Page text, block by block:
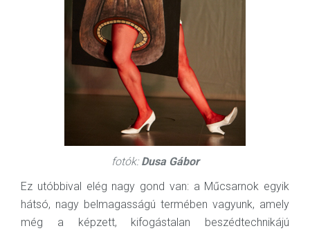
fotók: Dusa Gábor
Ez utóbbival elég nagy gond van: a Műcsarnok egyik
hátsó, nagy belmagasságú termében vagyunk, amely
még a képzett, kifogástalan beszédtechnikájú